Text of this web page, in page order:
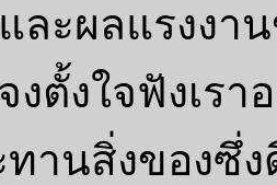
ะผลแรงงาน
ตั้งใจฟังเร
ทานสิ่งของซึ่